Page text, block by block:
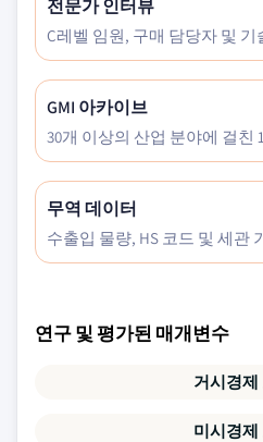
전문가 인터뷰
C레벨 임원, 구매 담당자 및 기
GMI 아카이브
30개 이상의 산업 분야에 걸친
무역 데이터
수출입 물량, HS 코드 및 세관
연구 및 평가된 매개변수
거시경제
미시경제